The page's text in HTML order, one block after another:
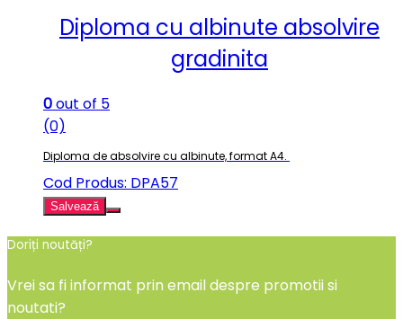
Diploma cu albinute absolvire
gradinita
0out of 5
(0)
Diploma de absolvire cu albinute, format A4.
Cod Produs: DPA57
Salvează
Doriți noutăți?
Vrei sa fi informat prin email despre promotii si
noutati?